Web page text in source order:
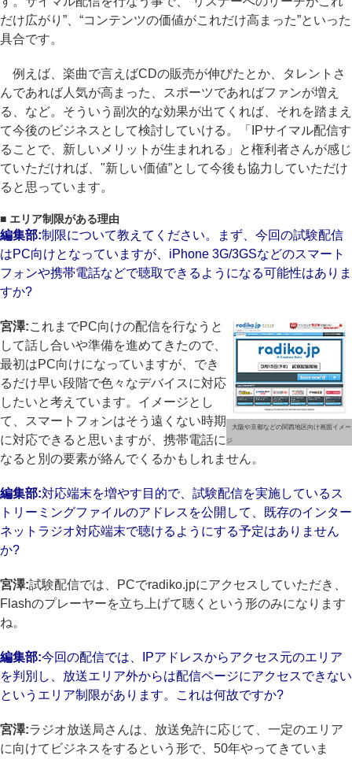
だけ広がり”、“コンテンツの価値がこれだけ高まった”といった
具合です。
例えば、楽曲で言えばCDの販売が伸びたとか、タレントさ
んであれば人気が高まった、スポーツであればファンが増え
る、など。そういう副次的な効果が出てくれば、それを踏まえ
て今後のビジネスとして検討していける。「IPサイマル配信す
ることで、新しいメリットが生まれれる」と権利者さんが感じ
ていただければ、"新しい価値”として今後も協力していただけ
ると思っています。
■ エリア制限がある理由
編集部:制限について教えてください。まず、今回の試験配信
はPC向けとなっていますが、iPhone 3G/3GSなどのスマート
フォンや携帯電話などで聴取できるようになる可能性はありま
すか?
大阪や京都などの関西地区向け画面イメー
ジ
宮澤:これまでPC向けの配信を行なうと
して話し合いや準備を進めてきたので、
最初はPC向けになっていますが、でき
るだけ早い段階で色々なデバイスに対応
したいと考えています。イメージとし
て、スマートフォンはそう遠くない時期
に対応できると思いますが、携帯電話に
なると別の要素が絡んでくるかもしれません。
編集部:対応端末を増やす目的で、試験配信を実施しているス
トリーミングファイルのアドレスを公開して、既存のインター
ネットラジオ対応端末で聴けるようにする予定はありません
か?
宮澤:試験配信では、PCでradiko.jpにアクセスしていただき、
Flashのプレーヤーを立ち上げて聴くという形のみになります
ね。
編集部:今回の配信では、IPアドレスからアクセス元のエリア
を判別し、放送エリア外からは配信ページにアクセスできない
というエリア制限があります。これは何故ですか?
宮澤:ラジオ放送局さんは、放送免許に応じて、一定のエリア
に向けてビジネスをするという形で、50年やってきていま